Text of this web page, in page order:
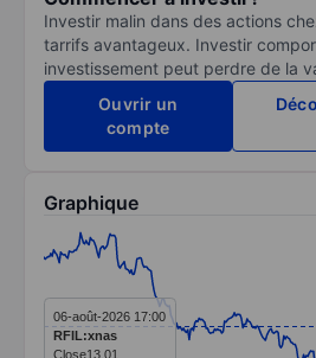
Investir malin dans des actions
tarrifs avantageux. Investir
investissement peut perdre de la
Ouvrir un
compte
Graphique
Line chart with 291 data points.
The chart has 1 X axis
The chart has 1 Y axis
06-août-2026 17:00
RFIL:xnas
Close13,01